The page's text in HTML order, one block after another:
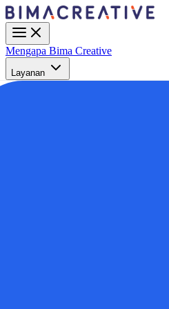
Mengapa Bima Creative
Layanan